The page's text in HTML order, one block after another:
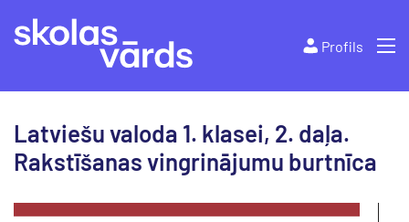
Profils
Latviešu valoda 1. klasei, 2. daļa.
Rakstīšanas vingrinājumu burtnīca